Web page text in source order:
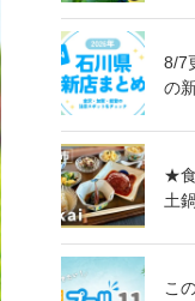
8/7
の
ト
★
土
「
こ